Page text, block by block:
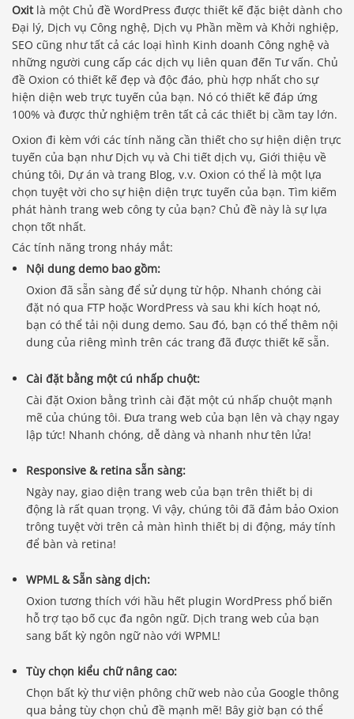
Oxitlà một Chủ đề WordPress được thiết kế đặc biệt dành cho
Đại lý, Dịch vụ Công nghệ, Dịch vụ Phần mềm và Khởi nghiệp,
SEO cũng như tất cả các loại hình Kinh doanh Công nghệ và
những người cung cấp các dịch vụ liên quan đến Tư vấn. Chủ
đề Oxion có thiết kế đẹp và độc đáo, phù hợp nhất cho sự
hiện diện web trực tuyến của bạn. Nó có thiết kế đáp ứng
100% và được thử nghiệm trên tất cả các thiết bị cầm tay lớn.
Oxion đi kèm với các tính năng cần thiết cho sự hiện diện trực
tuyến của bạn như Dịch vụ và Chi tiết dịch vụ, Giới thiệu về
chúng tôi, Dự án và trang Blog, v.v. Oxion có thể là một lựa
chọn tuyệt vời cho sự hiện diện trực tuyến của bạn. Tìm kiếm
phát hành trang web công ty của bạn? Chủ đề này là sự lựa
chọn tốt nhất.
Các tính năng trong nháy mắt:
Nội dung demo bao gồm:
Oxion đã sẵn sàng để sử dụng từ hộp. Nhanh chóng cài
đặt nó qua FTP hoặc WordPress và sau khi kích hoạt nó,
bạn có thể tải nội dung demo. Sau đó, bạn có thể thêm nội
dung của riêng mình trên các trang đã được thiết kế sẵn.
Cài đặt bằng một cú nhấp chuột:
Cài đặt Oxion bằng trình cài đặt một cú nhấp chuột mạnh
mẽ của chúng tôi. Đưa trang web của bạn lên và chạy ngay
lập tức! Nhanh chóng, dễ dàng và nhanh như tên lửa!
Responsive & retina sẵn sàng:
Ngày nay, giao diện trang web của bạn trên thiết bị di
động là rất quan trọng. Vì vậy, chúng tôi đã đảm bảo Oxion
trông tuyệt vời trên cả màn hình thiết bị di động, máy tính
để bàn và retina!
WPML & Sẵn sàng dịch:
Oxion tương thích với hầu hết plugin WordPress phổ biến
hỗ trợ tạo bố cục đa ngôn ngữ. Dịch trang web của bạn
sang bất kỳ ngôn ngữ nào với WPML!
Tùy chọn kiểu chữ nâng cao:
Chọn bất kỳ thư viện phông chữ web nào của Google thông
qua bảng tùy chọn chủ đề mạnh mẽ! Bây giờ bạn có thể